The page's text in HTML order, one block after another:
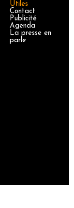
Utiles
Contact
Publicité
Agenda
La presse en
parle